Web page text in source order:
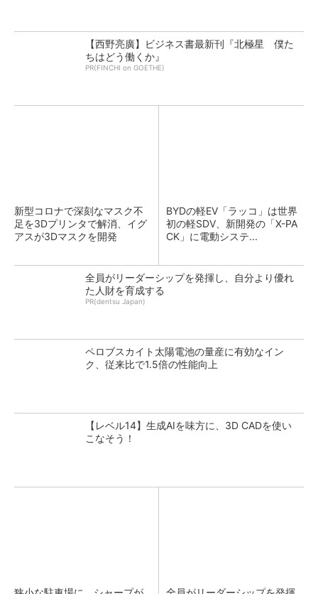
【西野亮廣】ビジネス書最新刊『北極星 僕た
ちはどう働くか』
PR(FINCHI on GOETHE)
新型コロナで深刻なマスク不
足を3Dプリンタで解消、イグ
アスが3Dマスクを開発
BYDの軽EV「ラッコ」は世界
初の軽SDV、新開発の「X-PA
CK」に電動システ...
全員がリーダーシップを発揮し、自分より優れ
た人財を育成する
PR(dentsu Japan)
ペロブスカイト太陽電池の量産に有効なイン
ク、従来比で1.5倍の性能向上
【レベル14】生成AIを味方に、3D CADを使い
こなそう！